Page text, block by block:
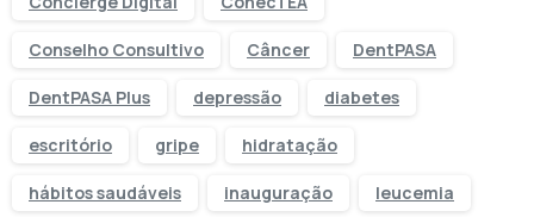
Conselho Consultivo Câncer DentPASA
DentPASA Plus depressão diabetes
escritório gripe hidratação
hábitos saudáveis inauguração leucemia